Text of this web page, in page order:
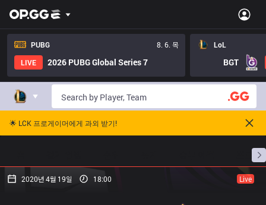
PUBG
8. 6. 목
LIVE
2026 PUBG Global Series 7
LoL
BGT
🌟 LCK 프로게이머에게 과외 받기!
프로빌
2020년 4월 19일 18:00 Live